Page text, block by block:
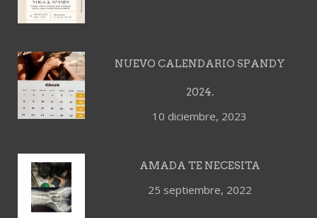
NUEVO CALENDARIO SPANDY
2024.
10 diciembre, 2023
AMADA TE NECESITA
25 septiembre, 2022